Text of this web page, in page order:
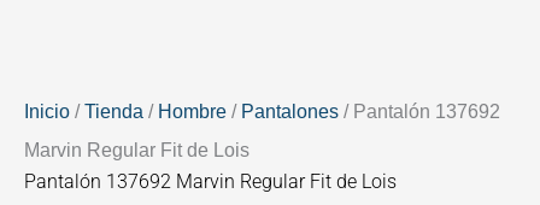
Inicio /Tienda / Hombre / Pantalones / Pantalón 137692
Marvin Regular Fit de Lois
Pantalón 137692 Marvin Regular Fit de Lois